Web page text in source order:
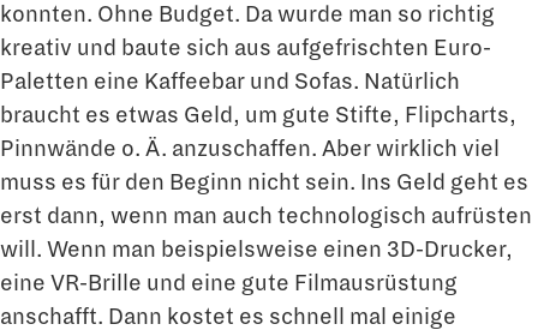
konnten. Ohne Budget. Da wurde man so richtig
kreativ und baute sich aus aufgefrischten Euro-
Paletten eine Kaffee­bar und Sofas. Natürlich
braucht es etwas Geld, um gute Stifte, Flipcharts,
Pinnwände o. Ä. anzuschaffen. Aber wirklich viel
muss es für den Beginn nicht sein. Ins Geld geht es
erst dann, wenn man auch technologisch aufrüsten
will. Wenn man beispielsweise einen 3D-Drucker,
eine VR-Brille und eine gute Filmausrüstung
anschafft. Dann kostet es schnell mal einige